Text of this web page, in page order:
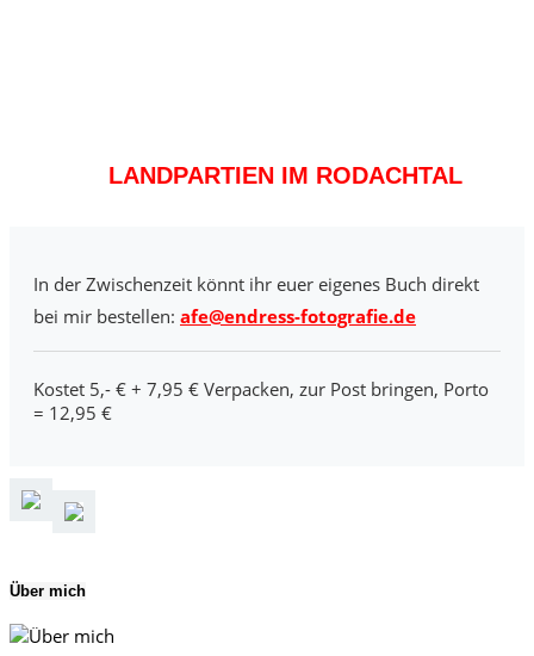
LANDPARTIEN IM RODACHTAL
In der Zwischenzeit könnt ihr euer eigenes Buch direkt
bei mir bestellen: afe@endress-fotografie.de
Kostet 5,- € + 7,95 € Verpacken, zur Post bringen, Porto
= 12,95 €
Über mich